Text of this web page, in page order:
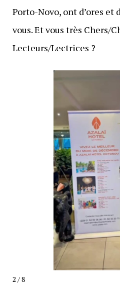
Porto-Novo, ont d’ores et
vous. Et vous très Chers/
Lecteurs/Lectrices ?
2 / 8